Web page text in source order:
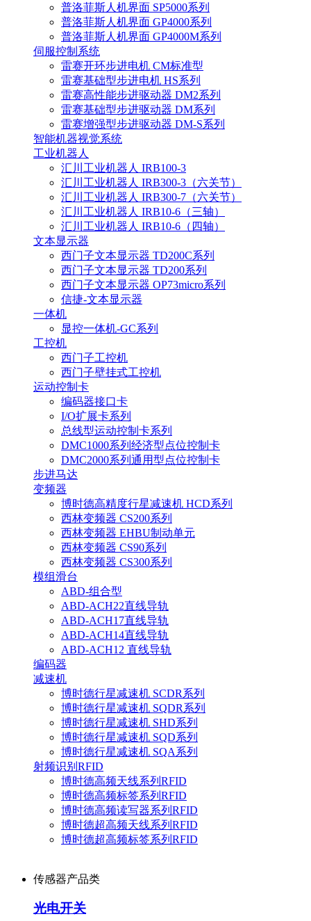
普洛菲斯人机界面 SP5000系列
普洛菲斯人机界面 GP4000系列
普洛菲斯人机界面 GP4000M系列
伺服控制系统
雷赛开环步进电机 CM标准型
雷赛基础型步进电机 HS系列
雷赛高性能步进驱动器 DM2系列
雷赛基础型步进驱动器 DM系列
雷赛增强型步进驱动器 DM-S系列
智能机器视觉系统
工业机器人
汇川工业机器人 IRB100-3
汇川工业机器人 IRB300-3（六关节）
汇川工业机器人 IRB300-7（六关节）
汇川工业机器人 IRB10-6（三轴）
汇川工业机器人 IRB10-6（四轴）
文本显示器
西门子文本显示器 TD200C系列
西门子文本显示器 TD200系列
西门子文本显示器 OP73micro系列
信捷-文本显示器
一体机
显控一体机-GC系列
工控机
西门子工控机
西门子壁挂式工控机
运动控制卡
编码器接口卡
I/O扩展卡系列
总线型运动控制卡系列
DMC1000系列经济型点位控制卡
DMC2000系列通用型点位控制卡
步进马达
变频器
博时德高精度行星减速机 HCD系列
西林变频器 CS200系列
西林变频器 EHBU制动单元
西林变频器 CS90系列
西林变频器 CS300系列
模组滑台
ABD-组合型
ABD-ACH22直线导轨
ABD-ACH17直线导轨
ABD-ACH14直线导轨
ABD-ACH12 直线导轨
编码器
减速机
博时德行星减速机 SCDR系列
博时德行星减速机 SQDR系列
博时德行星减速机 SHD系列
博时德行星减速机 SQD系列
博时德行星减速机 SQA系列
射频识别RFID
博时德高频天线系列RFID
博时德高频标签系列RFID
博时德高频读写器系列RFID
博时德超高频天线系列RFID
博时德超高频标签系列RFID
传感器产品类
光电开关